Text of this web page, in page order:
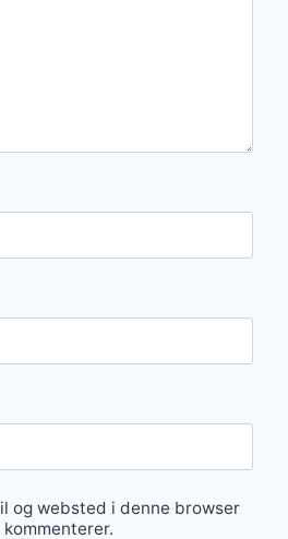
og websted i denne browser